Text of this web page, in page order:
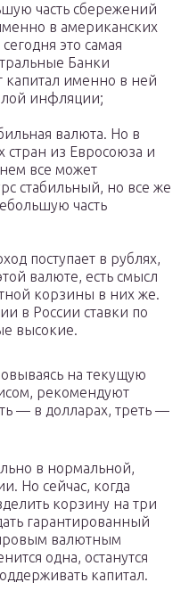
часть сбережений
в американских
это самая
Банки
капитал именно в ней
инфляции;
валюта. Но в
стран из Евросоюза и
все может
стабильный, но все же
часть
поступает в рублях,
валюте, есть смысл
корзины в них же.
в России ставки по
высокие.
на текущую
рекомендуют
— в долларах, треть —
в нормальной,
Но сейчас, когда
корзину на три
гарантированный
валютным
одна, останутся
капитал.